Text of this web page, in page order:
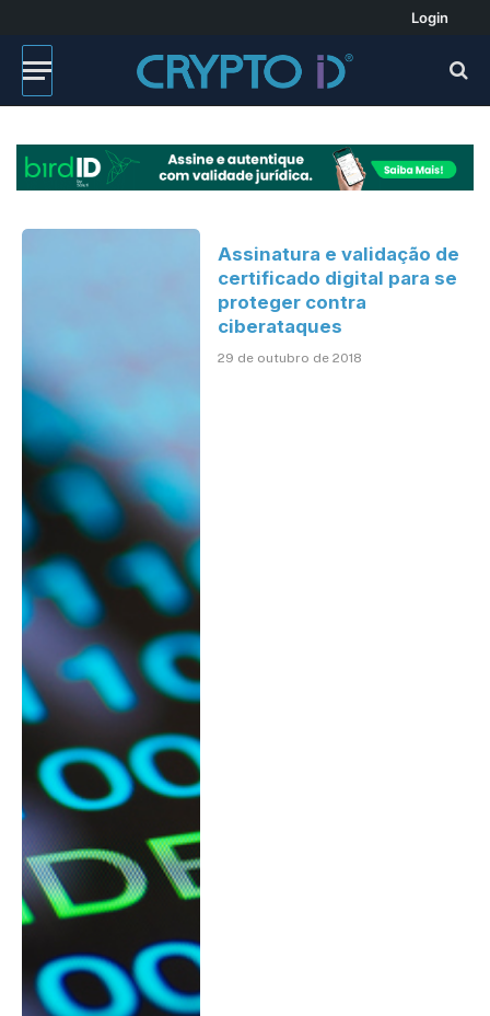
Login
Assinatura e validação de
certificado digital para se
proteger contra
ciberataques
29 de outubro de 2018